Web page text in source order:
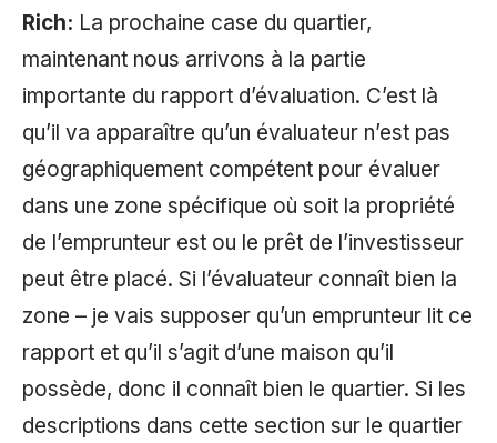
Rich: La prochaine case du quartier,
maintenant nous arrivons à la partie
importante du rapport d’évaluation. C’est là
qu’il va apparaître qu’un évaluateur n’est pas
géographiquement compétent pour évaluer
dans une zone spécifique où soit la propriété
de l’emprunteur est ou le prêt de l’investisseur
peut être placé. Si l’évaluateur connaît bien la
zone – je vais supposer qu’un emprunteur lit ce
rapport et qu’il s’agit d’une maison qu’il
possède, donc il connaît bien le quartier. Si les
descriptions dans cette section sur le quartier